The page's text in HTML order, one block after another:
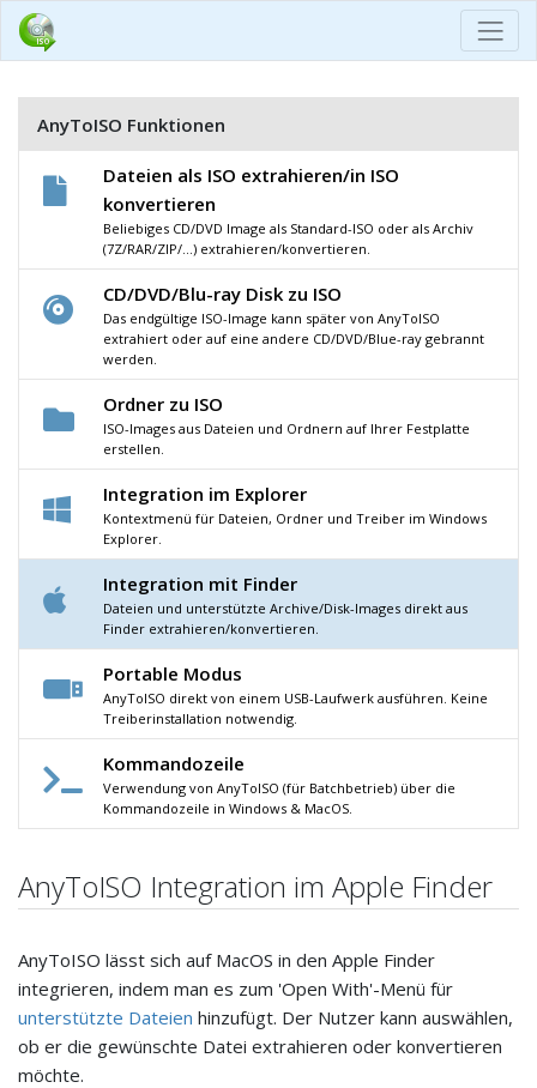
AnyToISO Integration im Apple Finder
AnyToISO lässt sich auf MacOS in den Apple Finder
integrieren, indem man es zum 'Open With'-Menü für
unterstützte Dateien hinzufügt. Der Nutzer kann auswählen,
ob er die gewünschte Datei extrahieren oder konvertieren
möchte.
AnyToISO Funktionen
Dateien als ISO extrahieren/in ISO
konvertieren
Beliebiges CD/DVD Image als Standard-ISO oder als Archiv
(7Z/RAR/ZIP/...) extrahieren/konvertieren.
CD/DVD/Blu-ray Disk zu ISO
Das endgültige ISO-Image kann später von AnyToISO
extrahiert oder auf eine andere CD/DVD/Blue-ray gebrannt
werden.
Ordner zu ISO
ISO-Images aus Dateien und Ordnern auf Ihrer Festplatte
erstellen.
Integration im Explorer
Kontextmenü für Dateien, Ordner und Treiber im Windows
Explorer.
Integration mit Finder
Dateien und unterstützte Archive/Disk-Images direkt aus
Finder extrahieren/konvertieren.
Portable Modus
AnyToISO direkt von einem USB-Laufwerk ausführen. Keine
Treiberinstallation notwendig.
Kommandozeile
Verwendung von AnyToISO (für Batchbetrieb) über die
Kommandozeile in Windows & MacOS.